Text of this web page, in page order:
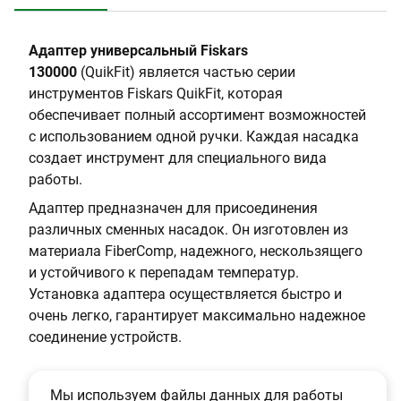
Адаптер универсальный Fiskars
130000 (QuikFit) является частью серии
инструментов Fiskars QuikFit, которая
обеспечивает полный ассортимент возможностей
с использованием одной ручки. Каждая насадка
создает инструмент для специального вида
работы.
Адаптер предназначен для присоединения
различных сменных насадок. Он изготовлен из
материала FiberComp, надежного, нескользящего
и устойчивого к перепадам температур.
Установка адаптера осуществляется быстро и
очень легко, гарантирует максимально надежное
соединение устройств.
Мы используем файлы данных для работы